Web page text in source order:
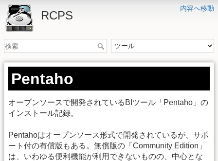
内容へ移動
RCPS
Pentaho
オープンソースで開発されているBIツール「Pentaho」の
インストール記録。
Pentahoはオープンソース形式で開発されているが、サポ
ート付の有償版もある。無償版の「Community Edition」
は、いわゆる便利機能が利用できないものの、中心とな